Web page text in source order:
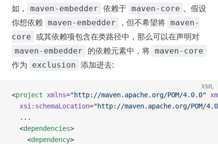
如，
maven-embedder 依赖于 maven-core 。假设
你想依赖 maven-embedder ，但不希望将 maven-
core 或其依赖项包含在类路径中，那么可以在声明对
maven-embedder 的依赖元素中，将 maven-core
作为 exclusion 添加进去:
XML
<project xmlns="http://maven.apache.org/POM/4.0.0"
  xsi:schemaLocation
="http://maven.apache.org/POM/
  ...
  <
dependencies>
    <
dependency>